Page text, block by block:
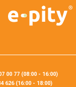
00 77 (08:00 - 16:00)
626 (16:00 - 18:00)